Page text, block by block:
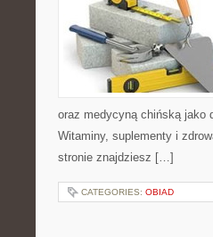
oraz medycyną chińską jako
Witaminy, suplementy i
stronie znajdziesz […]
CATEGORIES: OBIAD